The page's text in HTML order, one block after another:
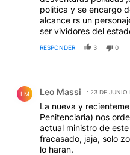
politica y se encargo
alcance rs un
ser vividores del
RESPONDER 3 0
LM Leo Massi 23 DE JUNIO
La nueva y
Penitenciaria) nos
actual ministro de
fracasado, jaja, solo
lo haran.